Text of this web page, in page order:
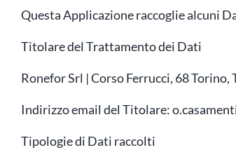
Questa Applicazione raccoglie alcuni
Titolare del Trattamento dei Dati
Ronefor Srl | Corso Ferrucci, 68
Indirizzo email del Titolare:
Tipologie di Dati raccolti